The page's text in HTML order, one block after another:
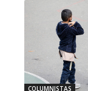
COLUMNISTAS